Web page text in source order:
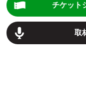
チケット
取